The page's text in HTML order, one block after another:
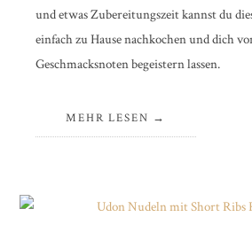
und etwas Zubereitungszeit kannst du
einfach zu Hause nachkochen und dich
Geschmacksnoten begeistern lassen.
MEHR LESEN